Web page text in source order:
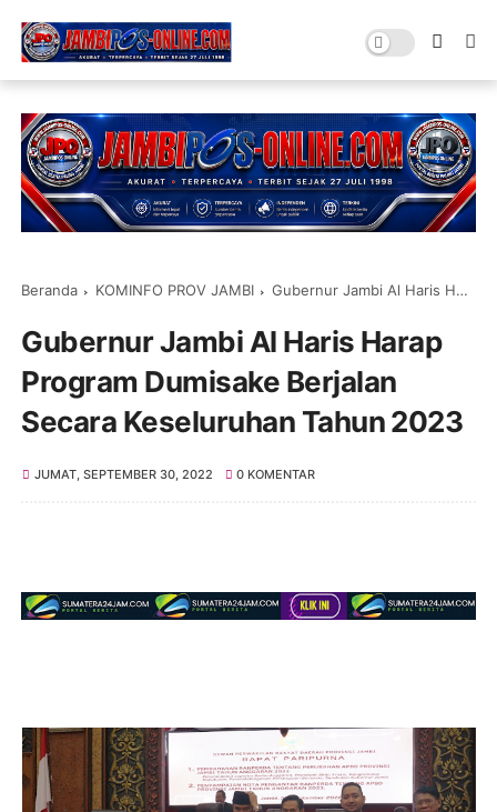
Beranda KOMINFO PROV JAMBI Gubernur Jambi Al Haris Harap Program Dumisake Berjalan Secara Keseluruhan Tahun 2023
Gubernur Jambi Al Haris Harap
Program Dumisake Berjalan
Secara Keseluruhan Tahun 2023
JUMAT, SEPTEMBER 30, 2022 0 KOMENTAR